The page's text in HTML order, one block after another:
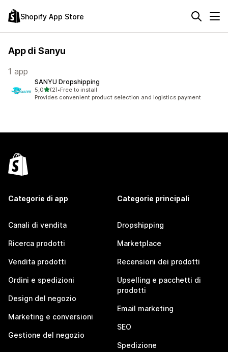
Shopify App Store
App di Sanyu
1 app
SANYU Dropshipping
5,0stelle su 5
(2)
2 recensioni totali
•Free to install
Provides convenient product selection and logistics payment
Categorie di app
Canali di vendita
Ricerca prodotti
Vendita prodotti
Ordini e spedizioni
Design del negozio
Marketing e conversioni
Gestione del negozio
Categorie principali
Dropshipping
Marketplace
Recensioni dei prodotti
Upselling e pacchetti di
prodotti
Email marketing
SEO
Spedizione